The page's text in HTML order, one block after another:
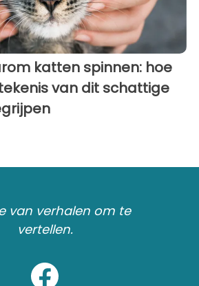
katten spinnen: hoe
van dit schattige
van verhalen om te
vertellen.